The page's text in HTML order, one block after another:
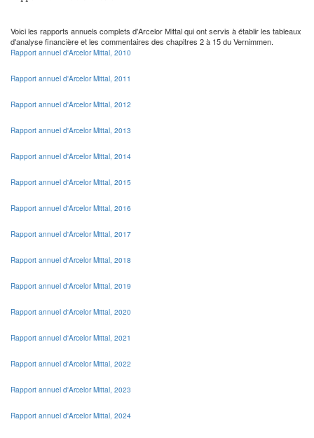
Voici les rapports annuels complets d'Arcelor Mittal qui ont servis à établir les tableaux
d'analyse financière et les commentaires des chapitres 2 à 15 du Vernimmen.
Rapport annuel d'Arcelor Mittal, 2010
Rapport annuel d'Arcelor Mittal, 2011
Rapport annuel d'Arcelor Mittal, 2012
Rapport annuel d'Arcelor Mittal, 2013
Rapport annuel d'Arcelor Mittal, 2014
Rapport annuel d'Arcelor Mittal, 2015
Rapport annuel d'Arcelor Mittal, 2016
Rapport annuel d'Arcelor Mittal, 2017
Rapport annuel d'Arcelor Mittal, 2018
Rapport annuel d'Arcelor Mittal, 2019
Rapport annuel d'Arcelor Mittal, 2020
Rapport annuel d'Arcelor Mittal, 2021
Rapport annuel d'Arcelor Mittal, 2022
Rapport annuel d'Arcelor Mittal, 2023
Rapport annuel d'Arcelor Mittal, 2024